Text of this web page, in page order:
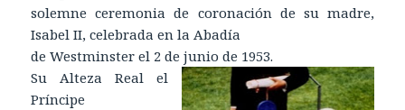
solemne ceremonia de coronación de su madre,
Isabel II, celebrada en la Abadía
de Westminster el 2 de junio de 1953.
Su Alteza Real el
Príncipe